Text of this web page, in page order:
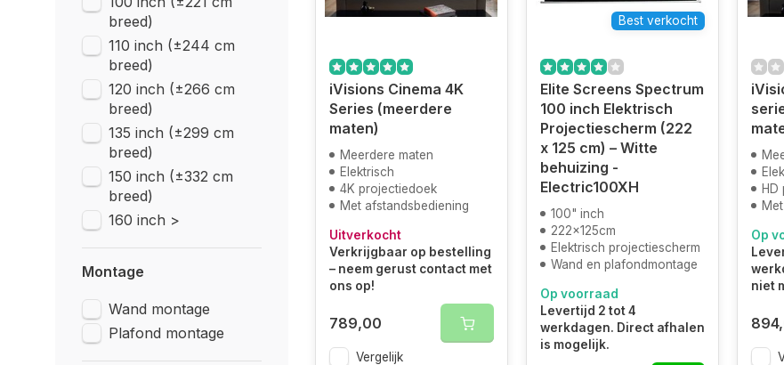
breed)
110 inch (±244 cm
breed)
120 inch (±266 cm
breed)
135 inch (±299 cm
breed)
150 inch (±332 cm
breed)
160 inch >
Montage
Wand montage
Plafond montage
iVisions Cinema 4K
Series (meerdere
maten)
Meerdere maten
Elektrisch
4K projectiedoek
Met afstandsbediening
Uitverkocht
Verkrijgbaar op bestelling
– neem gerust contact met
ons op!
789,00
Vergelijk
Best verkocht
Elite Screens Spectrum
100 inch Elektrisch
Projectiescherm (222
x 125 cm) – Witte
behuizing -
Electric100XH
100" inch
222x125cm
Elektrisch projectiescherm
Wand en plafondmontage
Op voorraad
Levertijd 2 tot 4
werkdagen. Direct afhalen
is mogelijk.
Op
niet